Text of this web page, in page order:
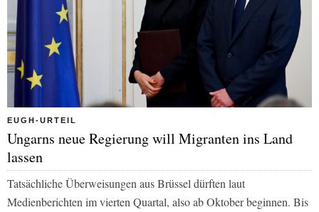
EUGH-URTEIL
Ungarns neue Regierung will Migranten ins Land
lassen
Tatsächliche Überweisungen aus Brüssel dürften laut
Medienberichten im vierten Quartal, also ab Oktober beginnen. Bis